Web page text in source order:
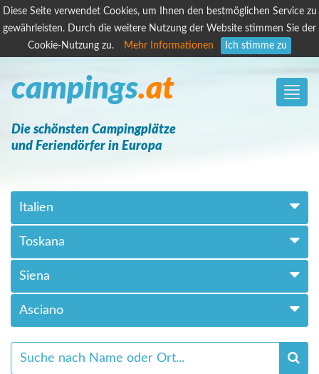
Diese Seite verwendet Cookies, um Ihnen den bestmöglichen Service zu
gewährleisten. Durch die weitere Nutzung der Website stimmen Sie der
Cookie-Nutzung zu.
Mehr Informationen Ich stimme zu
Toggle
campings.at
Die schönsten Campingplätze
und Feriendörfer in Europa
Italien
Toskana
Siena
Asciano